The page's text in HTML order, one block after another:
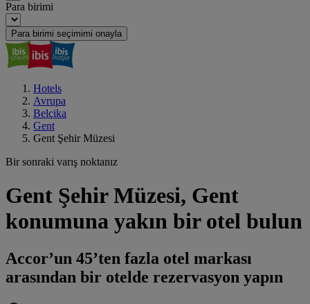
Para birimi
Para birimi seçimimi onayla
Hotels
Avrupa
Belçika
Gent
Gent Şehir Müzesi
Bir sonraki varış noktanız
Gent Şehir Müzesi, Gent
konumuna yakın bir otel bulun
Accor’un 45’ten fazla otel markası
arasından bir otelde rezervasyon yapın